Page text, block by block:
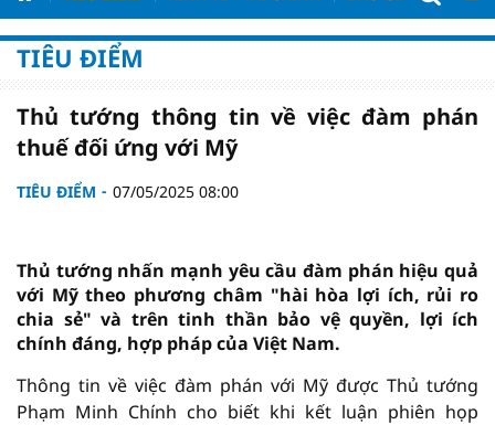
TIÊU ĐIỂM
Thủ tướng thông tin về việc đàm phán
thuế đối ứng với Mỹ
TIÊU ĐIỂM 07/05/2025 08:00
Thủ tướng nhấn mạnh yêu cầu đàm phán hiệu quả
với Mỹ theo phương châm "hài hòa lợi ích, rủi ro
chia sẻ" và trên tinh thần bảo vệ quyền, lợi ích
chính đáng, hợp pháp của Việt Nam.
Thông tin về việc đàm phán với Mỹ được Thủ tướng
Phạm Minh Chính cho biết khi kết luận phiên họp